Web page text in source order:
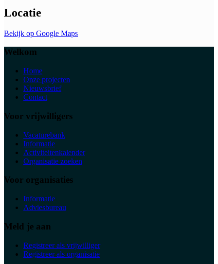
Locatie
Bekijk op Google Maps
Welkom
Home
Onze projecten
Nieuwsbrief
Contact
Voor vrijwilligers
Vacaturebank
Informatie
Activiteitenkalender
Organisatie zoeken
Voor organisaties
Informatie
Adviesbureau
Meld je aan
Registreer als vrijwilliger
Registreer als organisatie